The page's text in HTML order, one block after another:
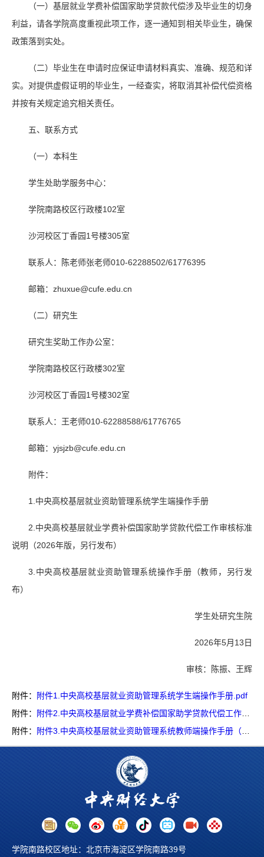
（一）基层就业学费补偿国家助学贷款代偿涉及毕业生的切身
利益，请各学院高度重视此项工作，逐一通知到相关毕业生，确保
政策落到实处。
（二）毕业生在申请时应保证申请材料真实、准确、规范和详
实。对提供虚假证明的毕业生，一经查实，将取消其补偿代偿资格
并按有关规定追究相关责任。
五、联系方式
（一）本科生
学生处助学服务中心：
学院南路校区行政楼102室
沙河校区丁香园1号楼305室
联系人：陈老师张老师010-62288502/61776395
邮箱：zhuxue@cufe.edu.cn
（二）研究生
研究生奖助工作办公室：
学院南路校区行政楼302室
沙河校区丁香园1号楼302室
联系人：王老师010-62288588/61776765
邮箱：yjsjzb@cufe.edu.cn
附件：
1.中央高校基层就业资助管理系统学生端操作手册
2.中央高校基层就业学费补偿国家助学贷款代偿工作审核标准
说明（2026年版，另行发布）
3.中央高校基层就业资助管理系统操作手册（教师，另行发
布）
学生处研究生院
2026年5月13日
审核：陈振、王辉
附件：
附件1.中央高校基层就业资助管理系统学生端操作手册.pdf
附件：
附件2.中央高校基层就业学费补偿国家助学贷款代偿工作审核标准说明（2026年版）.pdf
附件：
附件3.中央高校基层就业资助管理系统教师端操作手册（单独发）.pdf
学院南路校区地址：北京市海淀区学院南路39号